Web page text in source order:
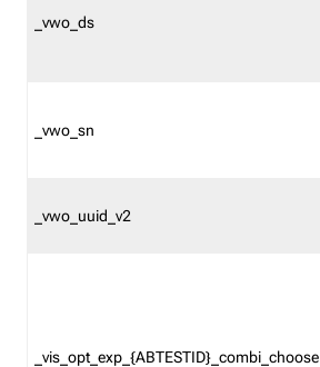
_vwo_ds
_vwo_sn
_vwo_uuid_v2
_vis_opt_exp_{ABTESTID}_combi_choose